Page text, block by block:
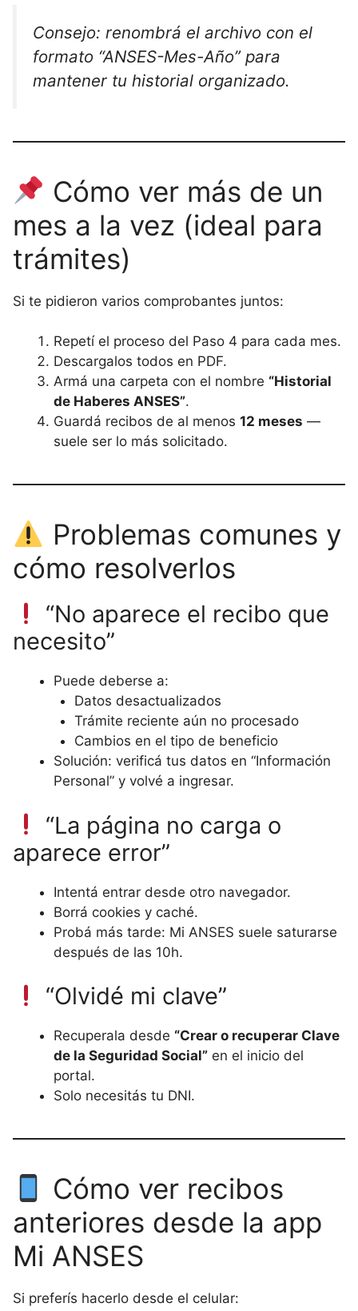
Consejo: renombrá el archivo con el
formato “ANSES-Mes-Año” para
mantener tu historial organizado.
Cómo ver más de un
mes a la vez (ideal para
trámites)
Si te pidieron varios comprobantes juntos:
Repetí el proceso del Paso 4 para cada mes.
Descargalos todos en PDF.
Armá una carpeta con el nombre “Historial
de Haberes ANSES”.
Guardá recibos de al menos 12 meses —
suele ser lo más solicitado.
Problemas comunes y
cómo resolverlos
“No aparece el recibo que
necesito”
Puede deberse a:
Datos desactualizados
Trámite reciente aún no procesado
Cambios en el tipo de beneficio
Solución: verificá tus datos en “Información
Personal” y volvé a ingresar.
“La página no carga o
aparece error”
Intentá entrar desde otro navegador.
Borrá cookies y caché.
Probá más tarde: Mi ANSES suele saturarse
después de las 10h.
“Olvidé mi clave”
Recuperala desde “Crear o recuperar Clave
de la Seguridad Social” en el inicio del
portal.
Solo necesitás tu DNI.
Cómo ver recibos
anteriores desde la app
Mi ANSES
Si preferís hacerlo desde el celular: